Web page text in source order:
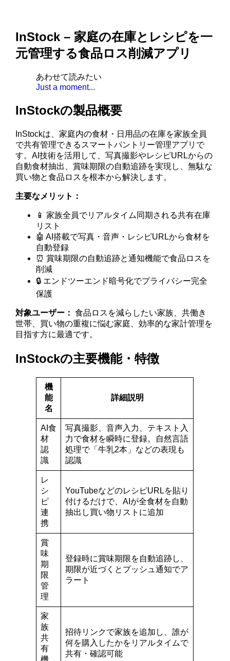
InStock – 家庭の在庫とレシピを一
元管理する食品ロス削減アプリ
あわせて読みたい
Just a moment...
InStockの製品概要
InStockは、家庭内の食材・日用品の在庫を家族全員
で共有管理できるスマートパントリー管理アプリで
す。AI技術を活用して、写真撮影やレシピURLからの
自動食材抽出、賞味期限の自動追跡を実現し、無駄な
買い物と食品ロスを根本から解決します。
主要なメリット：
📱 家族全員でリアルタイム同期される共有在庫
リスト
🤖 AI搭載で写真・音声・レシピURLから食材を
自動登録
⏰ 賞味期限の自動追跡と通知機能で食品ロスを
削減
🔒 エンドツーエンド暗号化でプライバシー完全
保護
対象ユーザー： 食品ロスを減らしたい家族、共働き
世帯、買い物の重複に悩む家庭、効率的な家計管理を
目指す方に最適です。
InStockの主要機能・特徴
機
能
名
詳細説明
AI食
材
認
識
写真撮影、音声入力、テキスト入
力で食材を瞬時に登録。自然言語
処理で「牛乳2本」などの表現も
認識
レ
シ
ピ
連
携
YouTubeなどのレシピURLを貼り
付けるだけで、AIが全食材を自動
抽出し買い物リストに追加
賞
味
期
限
管
理
登録時に賞味期限を自動追跡し、
期限が近づくとプッシュ通知でア
ラート
家
族
共
有
機
招待リンクで家族を追加し、誰が
何を購入したかをリアルタイムで
共有・確認可能